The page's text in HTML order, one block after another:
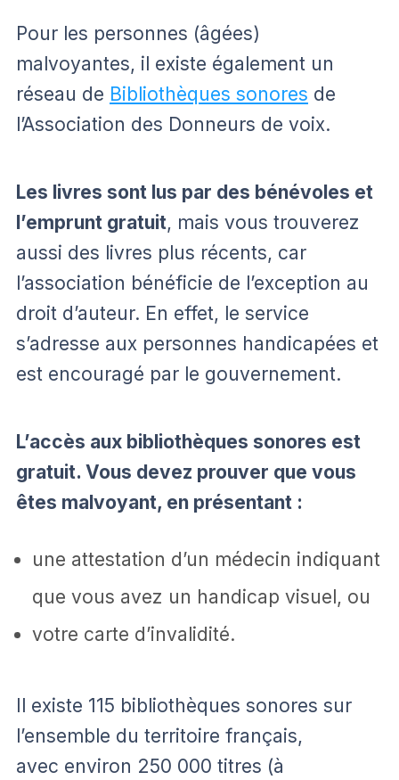
Pour les personnes (âgées)
malvoyantes, il existe également un
réseau de Bibliothèques sonores de
l’Association des Donneurs de voix.
Les livres sont lus par des bénévoles et
l’emprunt gratuit, mais vous trouverez
aussi des livres plus récents, car
l’association bénéficie de l’exception au
droit d’auteur. En effet, le service
s’adresse aux personnes handicapées et
est encouragé par le gouvernement.
L’accès aux bibliothèques sonores est
gratuit. Vous devez prouver que vous
êtes malvoyant, en présentant :
une attestation d’un médecin indiquant
que vous avez un handicap visuel, ou
votre carte d’invalidité.
Il existe 115 bibliothèques sonores sur
l’ensemble du territoire français,
avec environ 250 000 titres (à